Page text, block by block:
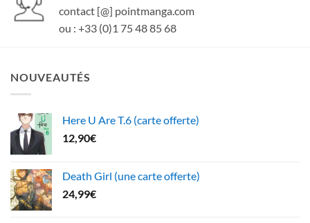
contact [@] pointmanga.com
ou : +33 (0)1 75 48 85 68
NOUVEAUTÉS
Here U Are T.6 (carte offerte)
12,90€
Death Girl (une carte offerte)
24,99€